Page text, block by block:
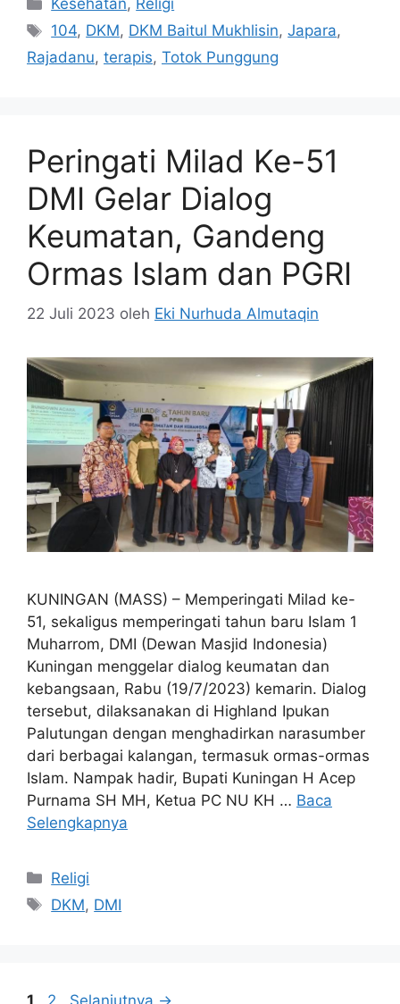
Kesehatan, Religi
Tag
104, DKM, DKM Baitul Mukhlisin,Japara,
Rajadanu, terapis, Totok Punggung
Peringati Milad Ke-51
DMI Gelar Dialog
Keumatan, Gandeng
Ormas Islam dan PGRI
22 Juli 2023 oleh Eki Nurhuda Almutaqin
KUNINGAN (MASS) – Memperingati Milad ke-
51, sekaligus memperingati tahun baru Islam 1
Muharrom, DMI (Dewan Masjid Indonesia)
Kuningan menggelar dialog keumatan dan
kebangsaan, Rabu (19/7/2023) kemarin. Dialog
tersebut, dilaksanakan di Highland Ipukan
Palutungan dengan menghadirkan narasumber
dari berbagai kalangan, termasuk ormas-ormas
Islam. Nampak hadir, Bupati Kuningan H Acep
Purnama SH MH, Ketua PC NU KH … Baca
Selengkapnya
Kategori
Religi
Tag
DKM, DMI
Halaman
Halaman